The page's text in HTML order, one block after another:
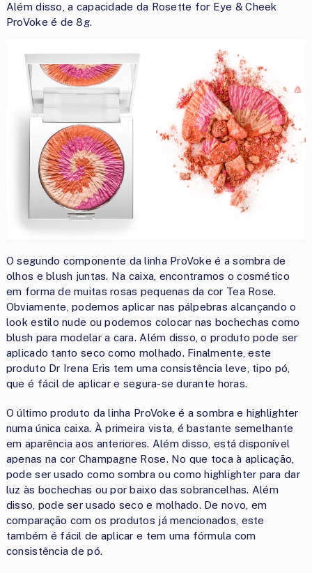
Além disso, a capacidade da Rosette for Eye & Cheek
ProVoke é de 8g.
O segundo componente da linha ProVoke é a sombra de
olhos e blush juntas. Na caixa, encontramos o cosmético
em forma de muitas rosas pequenas da cor Tea Rose.
Obviamente, podemos aplicar nas pálpebras alcançando o
look estilo nude ou podemos colocar nas bochechas como
blush para modelar a cara. Além disso, o produto pode ser
aplicado tanto seco como molhado. Finalmente, este
produto Dr Irena Eris tem uma consistência leve, tipo pó,
que é fácil de aplicar e segura-se durante horas.
O último produto da linha ProVoke é a sombra e highlighter
numa única caixa. À primeira vista, é bastante semelhante
em aparência aos anteriores. Além disso, está disponível
apenas na cor Champagne Rose. No que toca à aplicação,
pode ser usado como sombra ou como highlighter para dar
luz às bochechas ou por baixo das sobrancelhas. Além
disso, pode ser usado seco e molhado. De novo, em
comparação com os produtos já mencionados, este
também é fácil de aplicar e tem uma fórmula com
consistência de pó.